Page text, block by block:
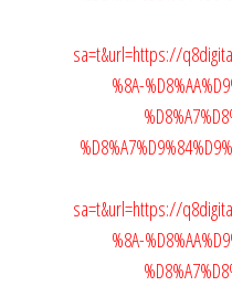
sa=t&url=https://
%8A-
sa=t&url=https://
%8A-